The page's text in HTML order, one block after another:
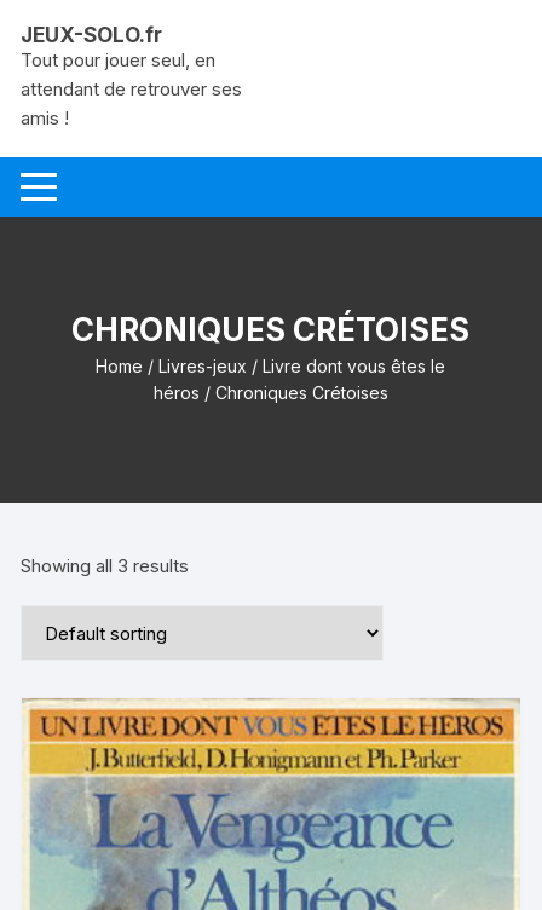
contenu
JEUX-SOLO.fr
Tout pour jouer seul, en
attendant de retrouver ses
amis !
CHRONIQUES CRÉTOISES
Home /Livres-jeux /Livre dont vous êtes le
héros / Chroniques Crétoises
Showing all 3 results